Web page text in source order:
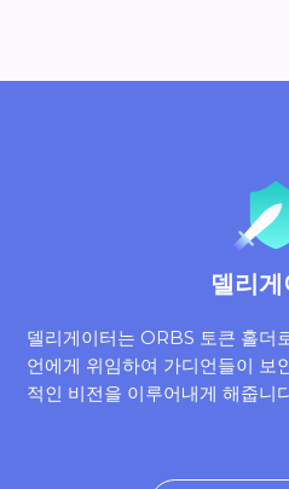
델리게
델리게이터는 ORBS 토큰 홀더
언에게 위임하여 가디언들이 보
적인 비전을 이루어내게 해줍니